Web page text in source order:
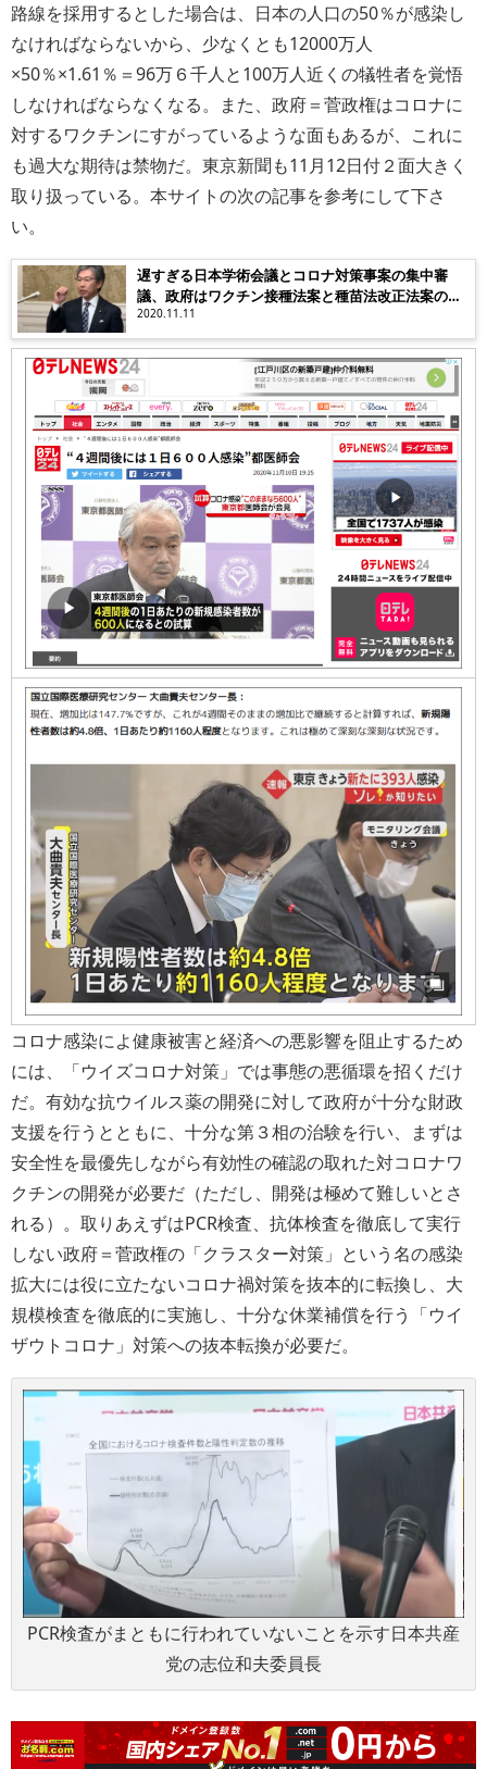
路線を採用するとした場合は、日本の人口の50％が感染し
なければならないから、少なくとも12000万人
×50％×1.61％＝96万６千人と100万人近くの犠牲者を覚悟
しなければならなくなる。また、政府＝菅政権はコロナに
対するワクチンにすがっているような面もあるが、これに
も過大な期待は禁物だ。東京新聞も11月12日付２面大きく
取り扱っている。本サイトの次の記事を参考にして下さ
い。
遅すぎる日本学術会議とコロナ対策事案の集中審
議、政府はワクチン接種法案と種苗法改正法案の強
行成立を意図ー年初に総選挙も
2020.11.11
コロナ感染によ健康被害と経済への悪影響を阻止するため
には、「ウイズコロナ対策」では事態の悪循環を招くだけ
だ。有効な抗ウイルス薬の開発に対して政府が十分な財政
支援を行うとともに、十分な第３相の治験を行い、まずは
安全性を最優先しながら有効性の確認の取れた対コロナワ
クチンの開発が必要だ（ただし、開発は極めて難しいとさ
れる）。取りあえずはPCR検査、抗体検査を徹底して実行
しない政府＝菅政権の「クラスター対策」という名の感染
拡大には役に立たないコロナ禍対策を抜本的に転換し、大
規模検査を徹底的に実施し、十分な休業補償を行う「ウイ
ザウトコロナ」対策への抜本転換が必要だ。
PCR検査がまともに行われていないことを示す日本共産
党の志位和夫委員長